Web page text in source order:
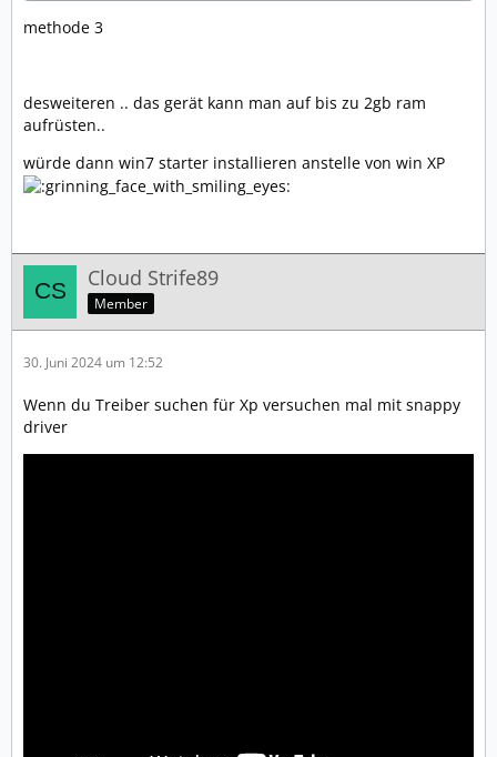
methode 3
desweiteren .. das gerät kann man auf bis zu 2gb ram
aufrüsten..
würde dann win7 starter installieren anstelle von win XP
Cloud Strife89
Member
30. Juni 2024 um 12:52
Wenn du Treiber suchen für Xp versuchen mal mit snappy
driver